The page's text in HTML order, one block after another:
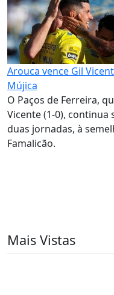
Arouca vence Gil
Mújica
O Paços de Ferreira,
Vicente (1-0),
duas jornadas, à
Famalicão.
Mais Vistas